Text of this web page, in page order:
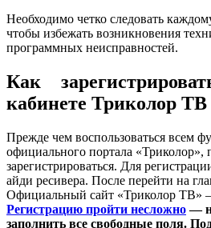
Необходимо четко следовать
чтобы избежать возникновения
программных неисправностей.
Как
кабинете Триколор ТВ
Прежде чем воспользоваться всем
официального портала «Триколор»,
зарегистрироваться. Для
айди ресивера. После перейти на
Официальный сайт «Триколор ТВ»
Регистрацию пройти несложно—
заполнить все свободные поля.